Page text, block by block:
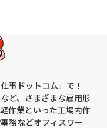
わせ窓口について
る保有個人データに関
・追加または削除、利
下、開示等という)に
「当社の個人情報の取
先」を参照してくだ
る個人情報の取得
事ドットコム」で！
ど、さまざまな雇用形
作業といった工場内作
務などオフィスワー